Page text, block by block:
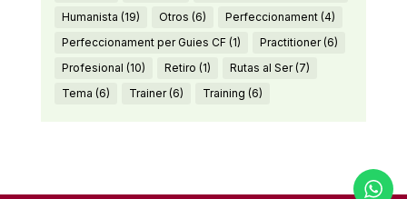
Humanista (19) Otros (6) Perfeccionament(4)
Perfeccionament per Guies CF (1) Practitioner(6)
Profesional (10) Retiro (1) Rutas al Ser(7)
Tema (6) Trainer(6) Training (6)